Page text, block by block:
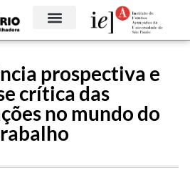
prospectiva e
crítica das
no mundo do